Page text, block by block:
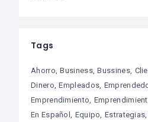
Tags
Ahorro Business Bussines
Dinero Empleados
Emprendimiento
En Español Equipo Estrategias